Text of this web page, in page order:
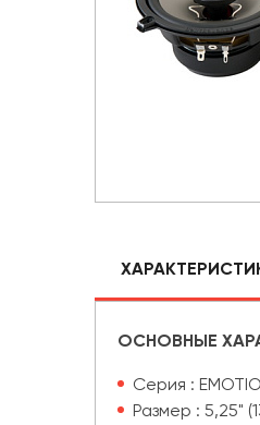
ОСНОВНЫЕ
Серия :
Размер : 5,25"